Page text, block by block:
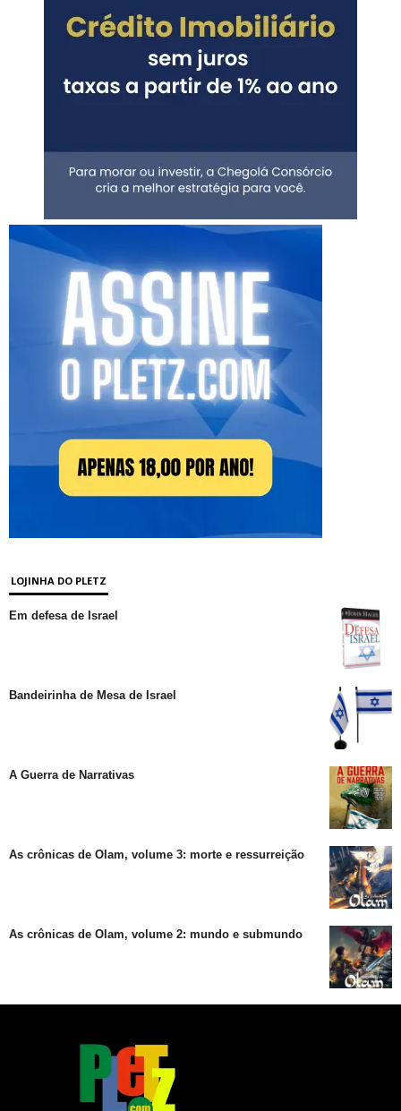
LOJINHA DO PLETZ
Em defesa de Israel
Bandeirinha de Mesa de Israel
A Guerra de Narrativas
As crônicas de Olam, volume 3: morte e ressurreição
As crônicas de Olam, volume 2: mundo e submundo